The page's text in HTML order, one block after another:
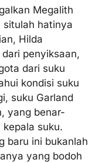
Megalith
situlah hatinya
Hilda
penyiksaan,
dari suku
kondisi suku
suku Garland
yang benar-
suku.
baru ini bukanlah
yang bodoh